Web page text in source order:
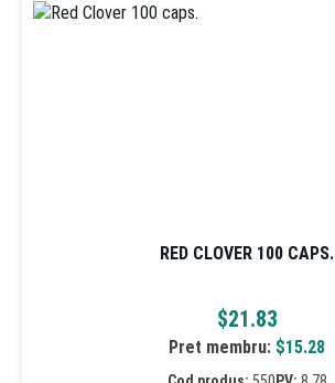
RED СLOVER 100 CAPS.
$21.83
Pret membru: $15.28